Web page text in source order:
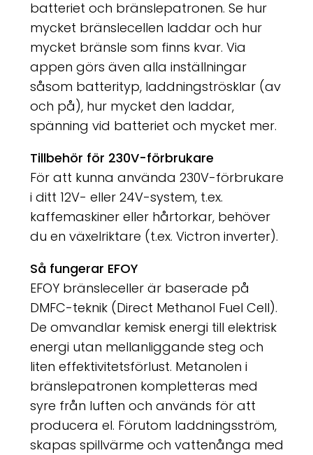
batteriet och bränslepatronen. Se hur
mycket bränslecellen laddar och hur
mycket bränsle som finns kvar. Via
appen görs även alla inställningar
såsom batterityp, laddningströsklar (av
och på), hur mycket den laddar,
spänning vid batteriet och mycket mer.
Tillbehör för 230V-förbrukare
För att kunna använda 230V-förbrukare
i ditt 12V- eller 24V-system, t.ex.
kaffemaskiner eller hårtorkar, behöver
du en växelriktare (t.ex. Victron inverter).
Så fungerar EFOY
EFOY bränsleceller är baserade på
DMFC-teknik (Direct Methanol Fuel Cell).
De omvandlar kemisk energi till elektrisk
energi utan mellanliggande steg och
liten effektivitetsförlust. Metanolen i
bränslepatronen kompletteras med
syre från luften och används för att
producera el. Förutom laddningsström,
skapas spillvärme och vattenånga med